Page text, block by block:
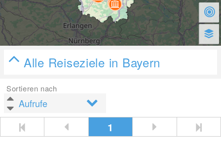
Alle Reiseziele in Bayern
Sortieren nach
1